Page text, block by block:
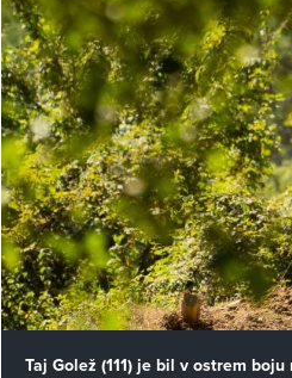
Taj Golež (111) je bil v ostrem